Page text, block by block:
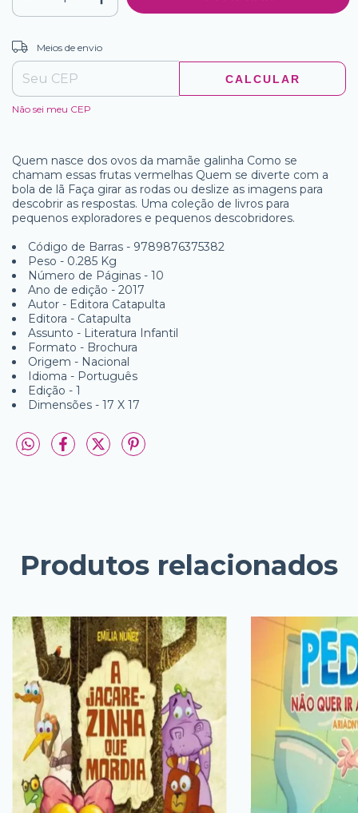
Entregas para o CEP:
Meios de envio
CALCULAR
Não sei meu CEP
Quem nasce dos ovos da mamãe galinha Como se
chamam essas frutas vermelhas Quem se diverte com a
bola de lã Faça girar as rodas ou deslize as imagens para
descobrir as respostas. Uma coleção de livros para
pequenos exploradores e pequenos descobridores.
Código de Barras - 9789876375382
Peso - 0.285 Kg
Número de Páginas - 10
Ano de edição - 2017
Autor - Editora Catapulta
Editora - Catapulta
Assunto - Literatura Infantil
Formato - Brochura
Origem - Nacional
Idioma - Português
Edição - 1
Dimensões - 17 X 17
Produtos relacionados